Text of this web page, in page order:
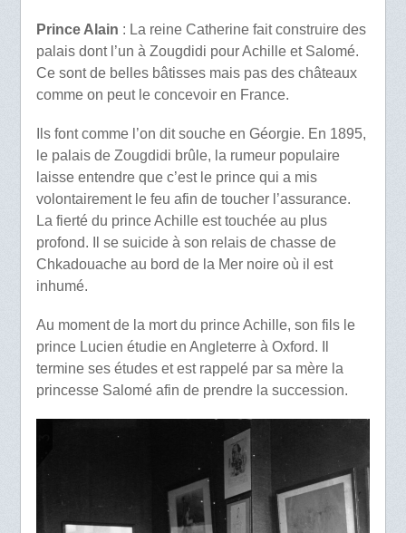
Prince Alain : La reine Catherine fait construire des
palais dont l’un à Zougdidi pour Achille et Salomé.
Ce sont de belles bâtisses mais pas des châteaux
comme on peut le concevoir en France.
Ils font comme l’on dit souche en Géorgie. En 1895,
le palais de Zougdidi brûle, la rumeur populaire
laisse entendre que c’est le prince qui a mis
volontairement le feu afin de toucher l’assurance.
La fierté du prince Achille est touchée au plus
profond. Il se suicide à son relais de chasse de
Chkadouache au bord de la Mer noire où il est
inhumé.
Au moment de la mort du prince Achille, son fils le
prince Lucien étudie en Angleterre à Oxford. Il
termine ses études et est rappelé par sa mère la
princesse Salomé afin de prendre la succession.